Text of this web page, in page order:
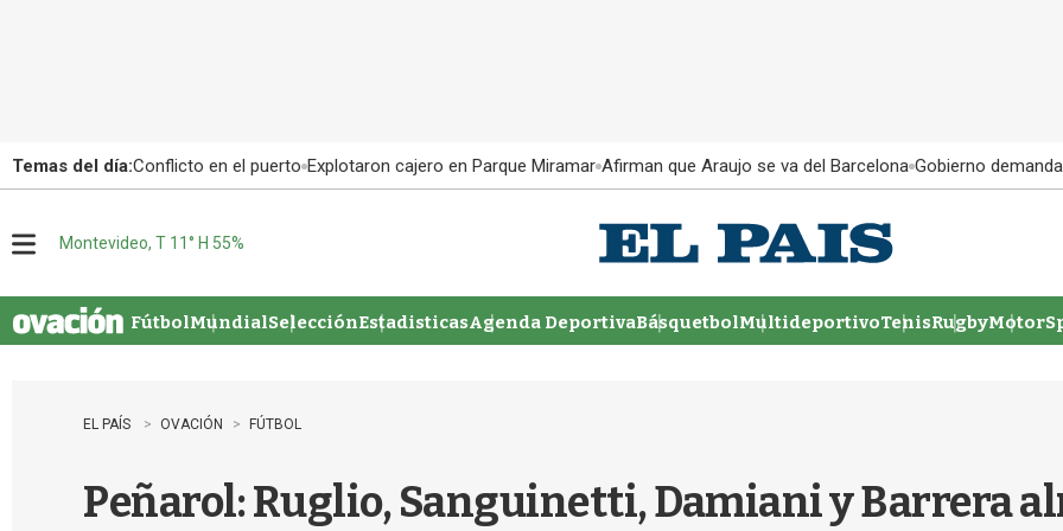
Temas del día:Conflicto en el puerto Explotaron cajero en Parque Miramar Afirman que Araujo se va del Barcelona Gobierno
u
Montevideo, T 11° H 55%
FútbolMundialSelecciónEstadisticasAgenda DeportivaBásquetbolMultideportivoTenisRugby
EL PAÍS OVACIÓN FÚTBOL
Peñarol: Ruglio, Sanguinetti, Damiani y Barrera